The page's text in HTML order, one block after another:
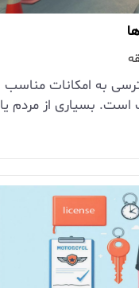
به امکانات مناسب
است. بسیاری از مردم یا